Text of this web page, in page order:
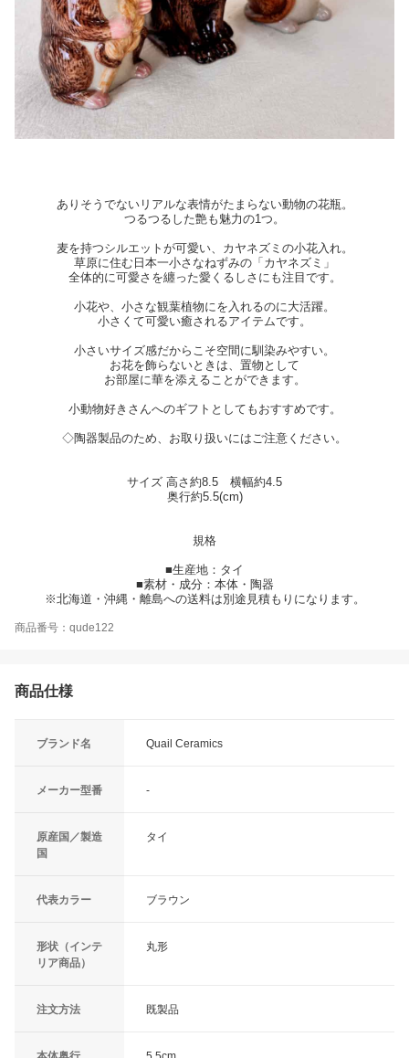
ありそうでないリアルな表情がたまらない動物の花瓶。
つるつるした艶も魅力の1つ。
麦を持つシルエットが可愛い、カヤネズミの小花入れ。
草原に住む日本一小さなねずみの「カヤネズミ」
全体的に可愛さを纏った愛くるしさにも注目です。
小花や、小さな観葉植物にを入れるのに大活躍。
小さくて可愛い癒されるアイテムです。
小さいサイズ感だからこそ空間に馴染みやすい。
お花を飾らないときは、置物として
お部屋に華を添えることができます。
小動物好きさんへのギフトとしてもおすすめです。
◇陶器製品のため、お取り扱いにはご注意ください。
サイズ 高さ約8.5 横幅約4.5
奥行約5.5(cm)
規格
■生産地：タイ
■素材・成分：本体・陶器
※北海道・沖縄・離島への送料は別途見積もりになります。
商品番号：qude122
商品仕様
ブランド名 Quail Ceramics
メーカー型番 -
原産国／製造
国
タイ
代表カラー ブラウン
形状（インテ
リア商品）
丸形
注文方法 既製品